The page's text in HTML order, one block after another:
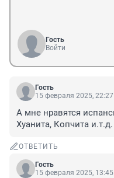
Гость
Войти
Гость
15 февраля 2025, 22:27
А мне нравятся
Хуанита, Копчита и.т.д.
ОТВЕТИТЬ
Гость
15 февраля 2025, 13:45